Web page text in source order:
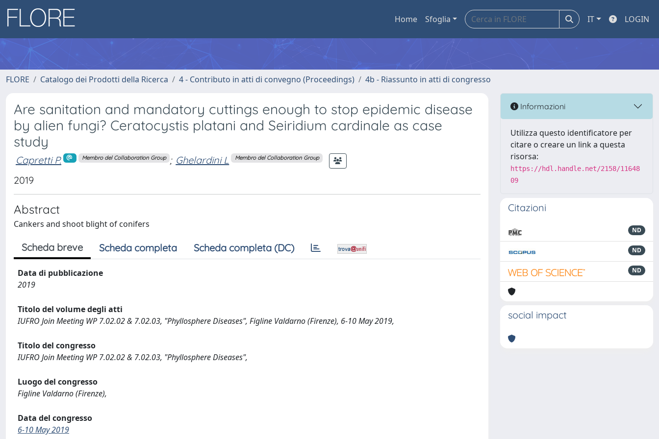
Home Sfoglia IT LOGIN
FLORE Catalogo dei Prodotti della Ricerca 4 - Contributo in atti di convegno (Proceedings) 4b - Riassunto in atti di congresso
Are sanitation and mandatory cuttings enough to stop epidemic disease
by alien fungi? Ceratocystis platani and Seiridium cardinale as case
study
Capretti P. Membro del Collaboration Group ; Ghelardini L Membro del Collaboration Group
2019
Abstract
Cankers and shoot blight of conifers
Scheda breve Scheda completa Scheda completa (DC)
Data di pubblicazione
2019
Titolo del volume degli atti
IUFRO Join Meeting WP 7.02.02 & 7.02.03, "Phyllosphere Diseases", Figline Valdarno (Firenze), 6-10 May 2019,
Titolo del congresso
IUFRO Join Meeting WP 7.02.02 & 7.02.03, "Phyllosphere Diseases",
Luogo del congresso
Figline Valdarno (Firenze),
Data del congresso
6-10 May 2019
Informazioni
Utilizza questo identificatore per
citare o creare un link a questa
risorsa:
https://hdl.handle.net/2158/11648
09
Citazioni
ND
ND
ND
social impact